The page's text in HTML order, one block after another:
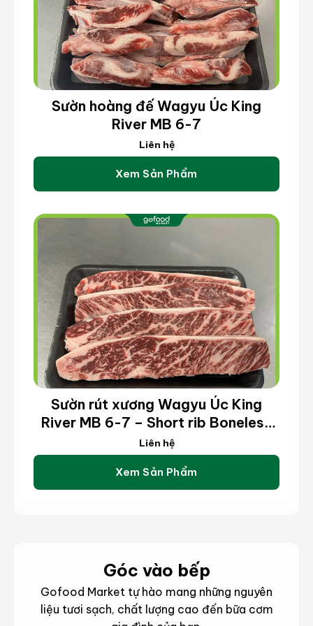
Sườn hoàng đế Wagyu Úc King
River MB 6-7
Liên hệ
Xem Sản Phẩm
Sườn rút xương Wagyu Úc King
River MB 6-7 – Short rib Boneless
Wagyu King River MB 6-7 (kg)
Liên hệ
Xem Sản Phẩm
Góc vào bếp
Gofood Market tự hào mang những nguyên
liệu tươi sạch, chất lượng cao đến bữa cơm